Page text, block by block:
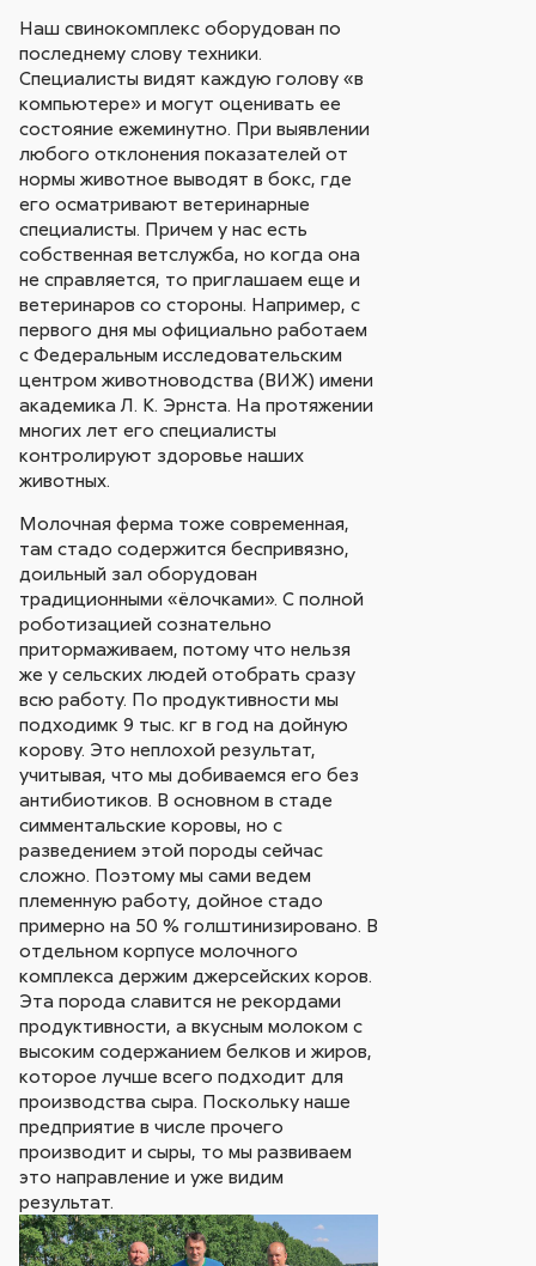
Наш свинокомплекс оборудован по
последнему слову техники.
Специалисты видят каждую голову «в
компьютере» и могут оценивать ее
состояние ежеминутно. При выявлении
любого отклонения показателей от
нормы животное выводят в бокс, где
его осматривают ветеринарные
специалисты. Причем у нас есть
собственная ветслужба, но когда она
не справляется, то приглашаем еще и
ветеринаров со стороны. Например, с
первого дня мы официально работаем
с Федеральным исследовательским
центром животноводства (ВИЖ) имени
академика Л. К. Эрнста. На протяжении
многих лет его специалисты
контролируют здоровье наших
животных.
Молочная ферма тоже современная,
там стадо содержится беспривязно,
доильный зал оборудован
традиционными «ёлочками». С полной
роботизацией сознательно
притормаживаем, потому что нельзя
же у сельских людей отобрать сразу
всю работу. По продуктивности мы
подходимк 9 тыс. кг в год на дойную
корову. Это неплохой результат,
учитывая, что мы добиваемся его без
антибиотиков. В основном в стаде
симментальские коровы, но с
разведением этой породы сейчас
сложно. Поэтому мы сами ведем
племенную работу, дойное стадо
примерно на 50 % голштинизировано. В
отдельном корпусе молочного
комплекса держим джерсейских коров.
Эта порода славится не рекордами
продуктивности, а вкусным молоком с
высоким содержанием белков и жиров,
которое лучше всего подходит для
производства сыра. Поскольку наше
предприятие в числе прочего
производит и сыры, то мы развиваем
это направление и уже видим
результат.